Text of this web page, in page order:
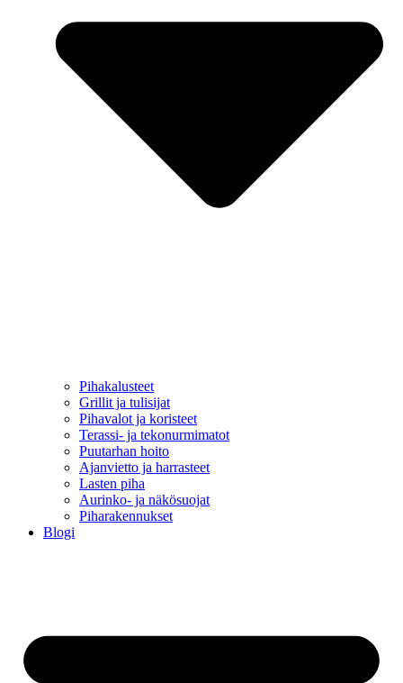
Pihakalusteet
Grillit ja tulisijat
Pihavalot ja koristeet
Terassi- ja tekonurmimatot
Puutarhan hoito
Ajanvietto ja harrasteet
Lasten piha
Aurinko- ja näkösuojat
Piharakennukset
Blogi